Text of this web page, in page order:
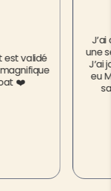
est validé
❤️
une
J’ai
eu